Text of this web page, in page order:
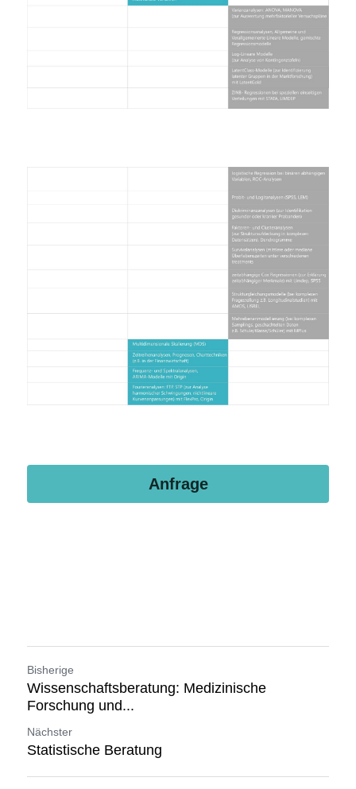
Anfrage
Bisherige
Wissenschaftsberatung: Medizinische
Forschung und...
Nächster
Statistische Beratung